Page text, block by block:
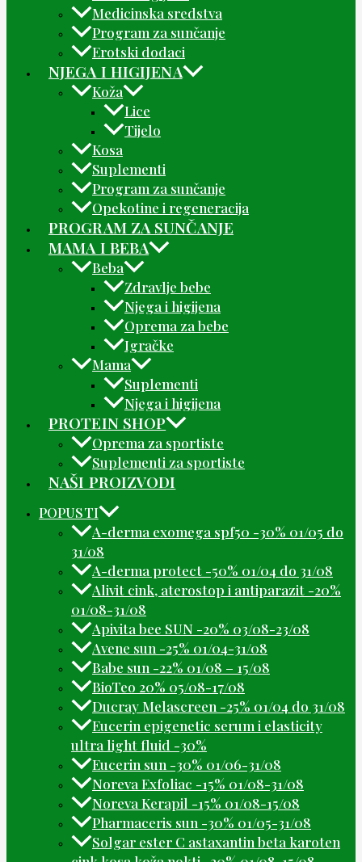
Medicinska sredstva
Program za sunčanje
Erotski dodaci
NJEGA I HIGIJENA
Koža
Lice
Tijelo
Kosa
Suplementi
Program za sunčanje
Opekotine i regeneracija
PROGRAM ZA SUNČANJE
MAMA I BEBA
Beba
Zdravlje bebe
Njega i higijena
Oprema za bebe
Igračke
Mama
Suplementi
Njega i higijena
PROTEIN SHOP
Oprema za sportiste
Suplementi za sportiste
NAŠI PROIZVODI
POPUSTI
A-derma exomega spf50 -30% 01/05 do
31/08
A-derma protect -50% 01/04 do 31/08
Alivit cink, aterostop i antiparazit -20%
01/08-31/08
Apivita bee SUN -20% 03/08-23/08
Avene sun -25% 01/04-31/08
Babe sun -22% 01/08 – 15/08
BioTeo 20% 05/08-17/08
Ducray Melascreen -25% 01/04 do 31/08
Eucerin epigenetic serum i elasticity
ultra light fluid -30%
Eucerin sun -30% 01/06-31/08
Noreva Exfoliac -15% 01/08-31/08
Noreva Kerapil -15% 01/08-15/08
Pharmaceris sun -30% 01/05-31/08
Solgar ester C astaxantin beta karoten